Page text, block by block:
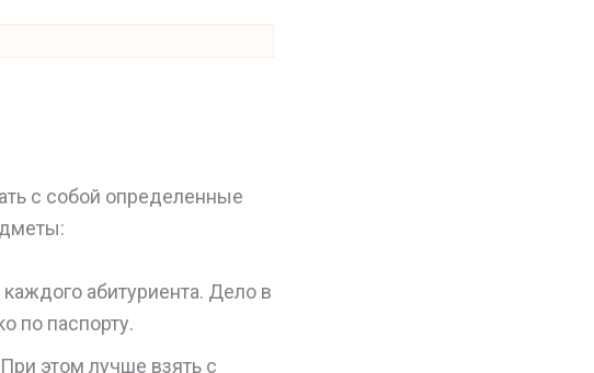
с собой определенные
абитуриента. Дело в
по паспорту.
этом лучше взять с